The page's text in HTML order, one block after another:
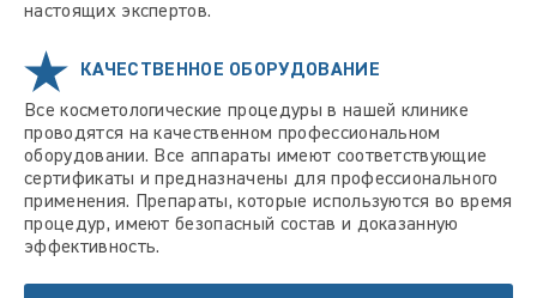
настоящих экспертов.
КАЧЕСТВЕННОЕ ОБОРУДОВАНИЕ
Все косметологические процедуры в нашей клинике
проводятся на качественном профессиональном
оборудовании. Все аппараты имеют соответствующие
сертификаты и предназначены для профессионального
применения. Препараты, которые используются во время
процедур, имеют безопасный состав и доказанную
эффективность.